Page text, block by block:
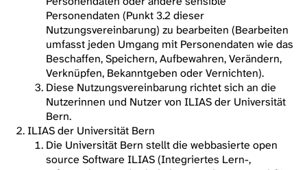
Personendaten (Punkt 3.2 dieser
Nutzungsvereinbarung) zu bearbeiten (Bearbeiten
umfasst jeden Umgang mit Personendaten wie das
Beschaffen, Speichern, Aufbewahren, Verändern,
Verknüpfen, Bekanntgeben oder Vernichten).
Diese Nutzungsvereinbarung richtet sich an die
Nutzerinnen und Nutzer von ILIAS der Universität
Bern.
ILIAS der Universität Bern
Die Universität Bern stellt die webbasierte open
source Software ILIAS (Integriertes Lern-,